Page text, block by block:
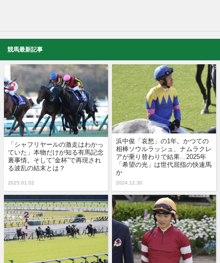
競馬最新記事
「シャフリヤールの激走はわかっ
ていた」本物だけが知る有馬記念
裏事情。そして“金杯”で再現され
る波乱の結末とは？
2025.01.02
浜中俊「哀愁」の1年。かつての
相棒ソウルラッシュ、ナムラクレ
アが乗り替わりで結果…2025年
「希望の光」は世代屈指の快速馬
か
2024.12.30